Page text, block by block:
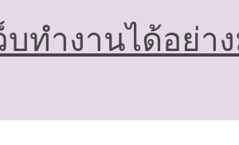
บทำงานได้อย่า